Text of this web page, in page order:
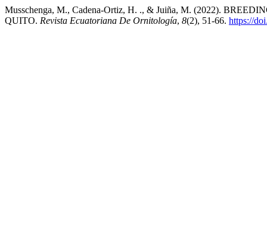
Musschenga, M., Cadena-Ortiz, H. ., & Juiña, M. (2022).
QUITO. Revista Ecuatoriana De Ornitología, 8(2), 51-66. https://